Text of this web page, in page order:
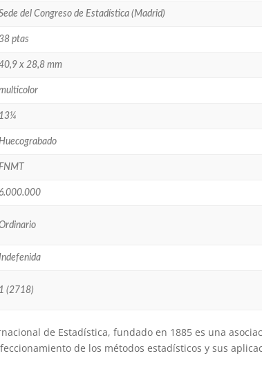
del Congreso de Estadística (Madrid)
ptas
x 28,8 mm
13¼
FNMT
6.000.000
1 (2718)
de Estadística, fundado en 1885 es una
de los métodos estadísticos y sus